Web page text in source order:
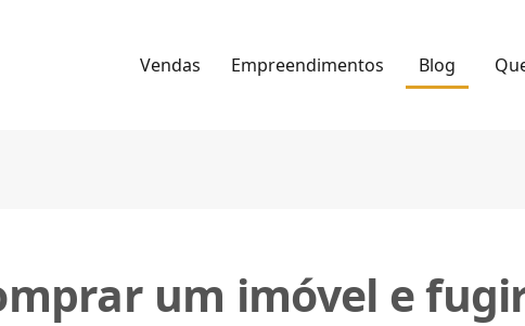
Vendas Empreendimentos Blog
um imóvel e